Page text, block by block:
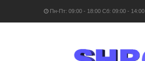
Пн-Пт: 09:00 - 18:00 Сб: 09:00 - 14:00